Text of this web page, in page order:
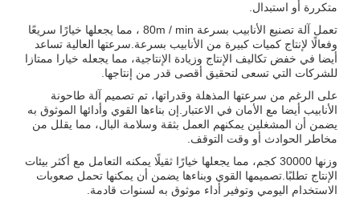
متكررة أو استبدال.
تعمل آلة تصنيع الأنابيب بسرعة 80m / min ، مما يجعلها خيارًا سريعًا
وفعالًا لإنتاج كميات كبيرة من الأنابيب بسرعة.سرعتها العالية تساعد
أيضا في خفض تكاليف الإنتاج وزيادة الإنتاجية، مما يجعله خيارا ممتازا
للشركات التي تسعى لتحقيق أقصى قدر من إنتاجها.
على الرغم من سرعتها المذهلة وقدراتها، تم تصميم آلة طاحونة
الأنابيب أيضا مع الأمان في الاعتبار.إن بناءها القوي وأدائها الموثوق به
يضمن أن المشغلين يمكنهم العمل بثقة وسلامة البال، مما يقلل من
مخاطر الحوادث أو وقت التوقف.
وزنها 30000 كجم، مما يجعلها خيارًا ثقيلًا يمكنه التعامل مع أكثر بيئات
الإنتاج تطلبًا.تصميمها القوي وبناءها يضمن أن يمكنها تحمل صعوبات
الاستخدام اليومي وتوفير أداء موثوق به لسنوات قادمة.